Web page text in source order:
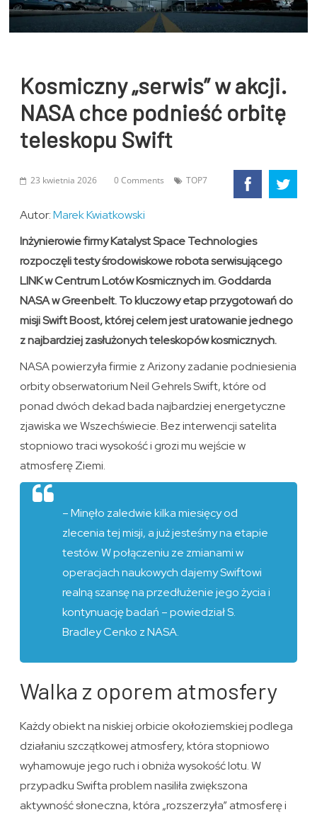
Kosmiczny „serwis” w akcji.
NASA chce podnieść orbitę
teleskopu Swift
23 kwietnia 2026 0 Comments TOP7
Autor:Marek Kwiatkowski
Inżynierowie firmy Katalyst Space Technologies
rozpoczęli testy środowiskowe robota serwisującego
LINK w Centrum Lotów Kosmicznych im. Goddarda
NASA w Greenbelt. To kluczowy etap przygotowań do
misji Swift Boost, której celem jest uratowanie jednego
z najbardziej zasłużonych teleskopów kosmicznych.
NASA powierzyła firmie z Arizony zadanie podniesienia
orbity obserwatorium Neil Gehrels Swift, które od
ponad dwóch dekad bada najbardziej energetyczne
zjawiska we Wszechświecie. Bez interwencji satelita
stopniowo traci wysokość i grozi mu wejście w
atmosferę Ziemi.
– Minęło zaledwie kilka miesięcy od
zlecenia tej misji, a już jesteśmy na etapie
testów. W połączeniu ze zmianami w
operacjach naukowych dajemy Swiftowi
realną szansę na przedłużenie jego życia i
kontynuację badań – powiedział S.
Bradley Cenko z NASA.
Walka z oporem atmosfery
Każdy obiekt na niskiej orbicie okołoziemskiej podlega
działaniu szczątkowej atmosfery, która stopniowo
wyhamowuje jego ruch i obniża wysokość lotu. W
przypadku Swifta problem nasiliła zwiększona
aktywność słoneczna, która „rozszerzyła” atmosferę i